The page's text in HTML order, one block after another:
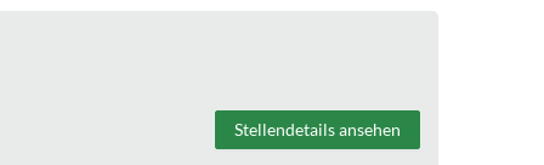
Stellendetails ansehen